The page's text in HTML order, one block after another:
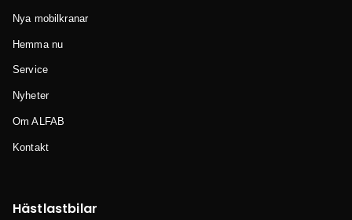
Nya mobilkranar
Hemma nu
Service
Nyheter
Om ALFAB
Kontakt
Hästlastbilar